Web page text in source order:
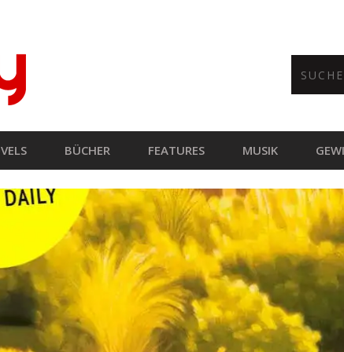
BÜCHER FEATURES MUSIK